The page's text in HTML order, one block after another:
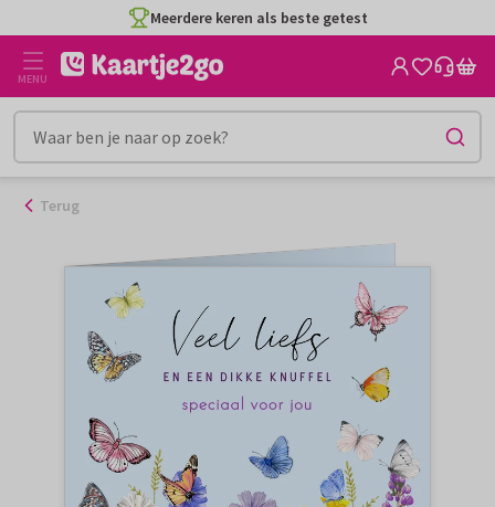
naar
inhoud
Meerdere keren als beste getest
MENU
Terug